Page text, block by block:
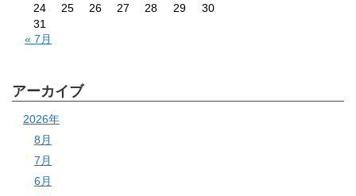
24
25 26 27 28 29
30
31
« 7月
アーカイブ
2026年
8月
7月
6月